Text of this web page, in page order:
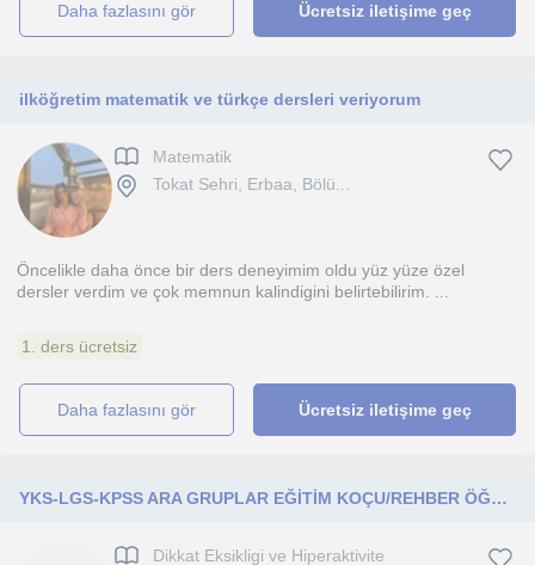
daha fazlasını gör Ücretsiz iletişime geç
ilköğretim matematik ve türkçe dersleri veriyorum
Matematik
Tokat Sehri, Erbaa, Bölü...
Öncelikle daha önce bir ders deneyimim oldu yüz yüze özel
dersler verdim ve çok memnun kalindigini belirtebilirim. ...
1. ders ücretsiz
daha fazlasını gör Ücretsiz iletişime geç
YKS-LGS-KPSS ARA GRUPLAR EĞİTİM KOÇU/REHBER ÖĞRETMEN
Dikkat Eksikligi ve Hiperaktivite